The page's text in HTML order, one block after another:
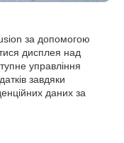
за допомогою
дисплея над
управління
завдяки
даних за